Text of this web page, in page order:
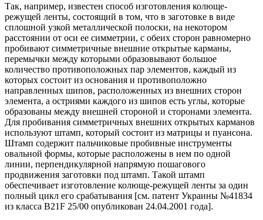
Так, например, известен способ изготовления колюще-
режущей ленты, состоящий в том, что в заготовке в виде
сплошной узкой металлической полоски, на некотором
расстоянии от оси ее симметрии, с обеих сторон равномерно
пробивают симметричные внешние открытые карманы,
перемычки между которыми образовывают большое
количество противоположных пар элементов, каждый из
которых состоит из основания и противоположно
направленных шипов, расположенных из внешних сторон
элемента, а остриями каждого из шипов есть углы, которые
образованы между внешней стороной и сторонами элемента.
Для пробивания симметричных внешних открытых карманов
используют штамп, который состоит из матрицы и пуансона.
Штамп содержит пальчиковые пробивные инструменты
овальной формы, которые расположены в нем по одной
линии, перпендикулярной напрямую пошагового
продвижения заготовки под штамп. Такой штамп
обеспечивает изготовление колюще-режущей ленты за один
полный цикл его срабатывания [см. патент Украины №41834
из класса B21F 25/00 опубликован 24.04.2001 года].